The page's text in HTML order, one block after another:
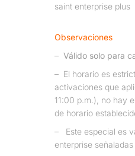
saint enterprise plus
Observaciones
– Válido solo para
– El horario es
activaciones que
11:00 p.m.), no hay
de horario
–
Este especial es
enterprise señaladas